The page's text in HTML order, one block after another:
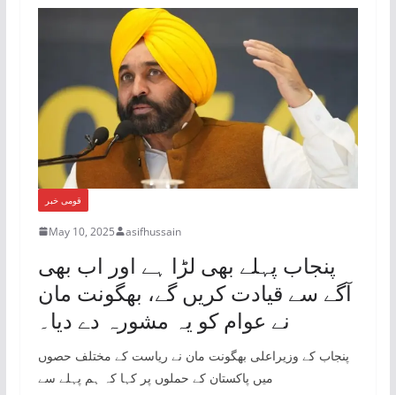
قومی خبر
May 10, 2025 asifhussain
پنجاب پہلے بھی لڑا ہے اور اب بھی
آگے سے قیادت کریں گے، بھگونت مان
نے عوام کو یہ مشورہ دے دیا۔
پنجاب کے وزیراعلی بھگونت مان نے ریاست کے مختلف حصوں
میں پاکستان کے حملوں پر کہا کہ ہم پہلے سے